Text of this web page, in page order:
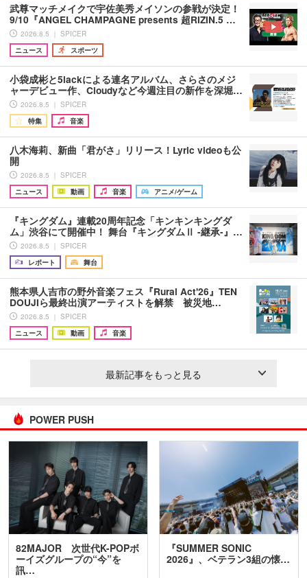
武尊マッチメイクで宇佐美秀メイソンの参戦が決定！
9/10『ANGEL CHAMPAGNE presents 超RIZIN.5 …
2026.8.5 ｜ SPICER
ニュース
スポーツ
小袋成彬と5lackによる連名アルバム、さらさのメジ
ャーデビュー作、Cloudyなど今週注目の新作を深堀…
2026.8.5 ｜ SPICER
特集
音楽
八木海莉、新曲「君がさ」リリース！Lyric videoも公
開
2026.8.5 ｜ SPICER
ニュース
動画 音楽 アニメ/ゲーム
『キングダム』連載20周年記念「キンキンキングダ
ム」渋谷にて開催中！ 舞台『キングダムⅡ -継承-』…
2026.8.5 ｜ SPICER
レポート
舞台
熊本県人吉市の野外音楽フェス『Rural Act'26』TEN
DOUJIら最終出演アーティストを解禁 被災地…
2026.8.5 ｜ SPICER
ニュース
動画 音楽
最新記事をもっと見る
POWER PUSH
82MAJOR 次世代K-POPボ
ーイズグループの“今”を
訊…
『SUMMER SONIC
2026』、ベテラン3組の懐…